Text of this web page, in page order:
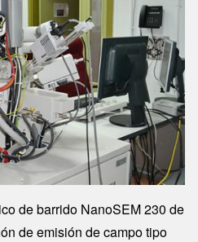
de barrido NanoSEM 230 de
de emisión de campo tipo